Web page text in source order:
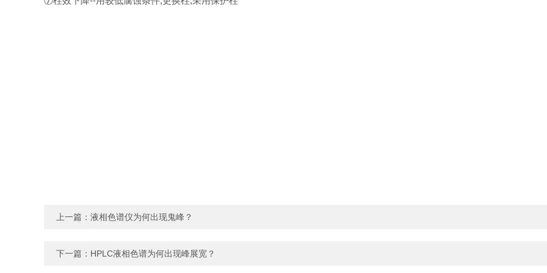
上一篇： 液相色谱仪为何出现鬼峰？
下一篇： HPLC液相色谱为何出现峰展宽？